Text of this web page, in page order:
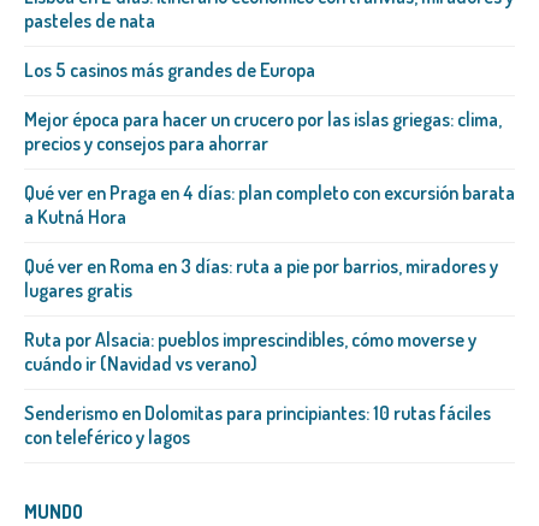
pasteles de nata
Los 5 casinos más grandes de Europa
Mejor época para hacer un crucero por las islas griegas: clima,
precios y consejos para ahorrar
Qué ver en Praga en 4 días: plan completo con excursión barata
a Kutná Hora
Qué ver en Roma en 3 días: ruta a pie por barrios, miradores y
lugares gratis
Ruta por Alsacia: pueblos imprescindibles, cómo moverse y
cuándo ir (Navidad vs verano)
Senderismo en Dolomitas para principiantes: 10 rutas fáciles
con teleférico y lagos
MUNDO